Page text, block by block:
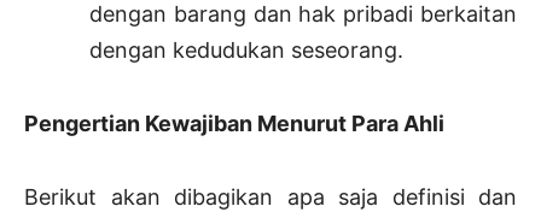
dengan barang dan hak pribadi berkaitan
dengan kedudukan seseorang.
Pengertian Kewajiban Menurut Para Ahli
Berikut akan dibagikan apa saja definisi dan